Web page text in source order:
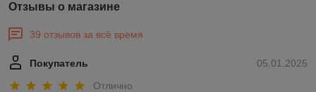
Отзывы о магазине
39 отзывов за всё время
05.01.2025
Покупатель
Отлично